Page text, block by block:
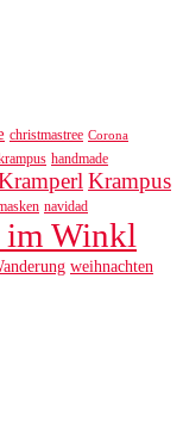
christmastree Corona
handmade
Krampus
navidad
im Winkl
weihnachten